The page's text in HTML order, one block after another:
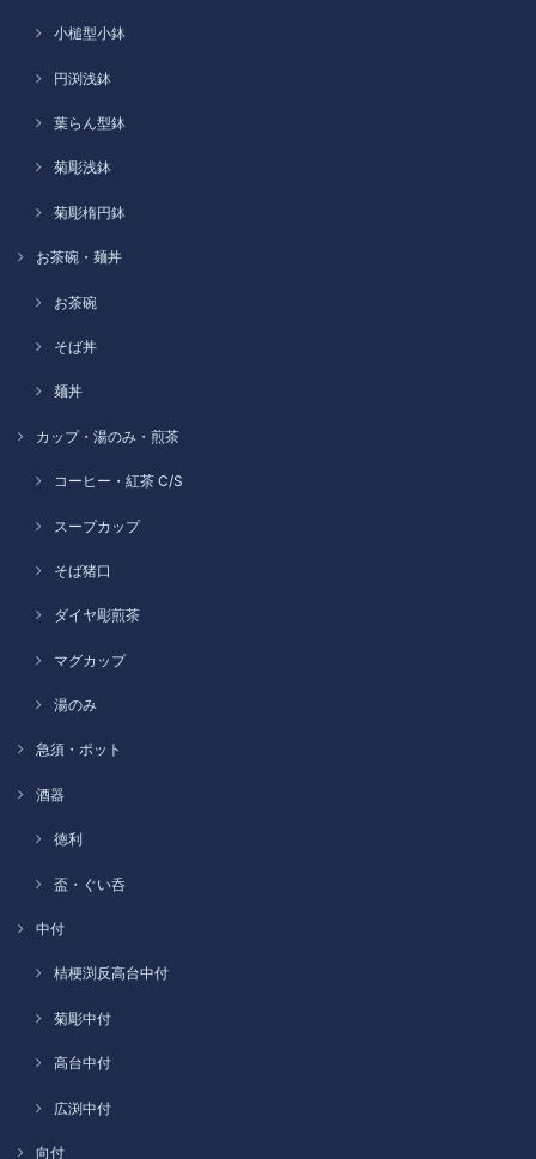
小槌型小鉢
円渕浅鉢
葉らん型鉢
菊彫浅鉢
菊彫楕円鉢
お茶碗・麺丼
お茶碗
そば丼
麺丼
カップ・湯のみ・煎茶
コーヒー・紅茶 C/S
スープカップ
そば猪口
ダイヤ彫煎茶
マグカップ
湯のみ
急須・ポット
酒器
徳利
盃・ぐい呑
中付
桔梗渕反高台中付
菊彫中付
高台中付
広渕中付
向付